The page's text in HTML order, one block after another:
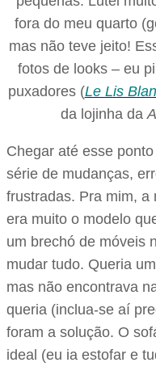
fora do meu quarto
mas não teve jeito!
fotos de looks – eu
puxadores (Le Lis
da lojinha da
Chegar até esse
série de mudanças,
frustradas. Pra mim, a
era muito o modelo
um brechó de móveis
mudar tudo. Queria
mas não encontrava
queria (inclua-se aí
foram a solução. O
ideal (eu ia estofar e